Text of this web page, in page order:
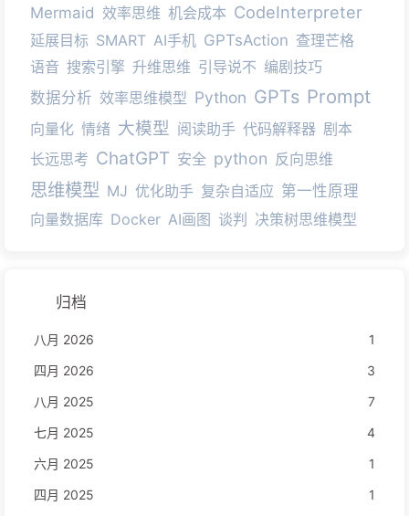
Mermaid 效率思维 机会成本 CodeInterpreter
延展目标 SMART AI手机 GPTsAction 查理芒格
语音 搜索引擎 升维思维 引导说不 编剧技巧
数据分析 效率思维模型 Python GPTs Prompt
向量化 情绪 大模型 阅读助手 代码解释器 剧本
长远思考 ChatGPT 安全 python 反向思维
思维模型 MJ 优化助手 复杂自适应 第一性原理
向量数据库 Docker AI画图 谈判 决策树思维模型
归档
八月 2026
1
四月 2026
3
八月 2025
7
七月 2025
4
六月 2025
1
四月 2025
1